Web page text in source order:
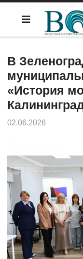
В
«История
02.06.2026